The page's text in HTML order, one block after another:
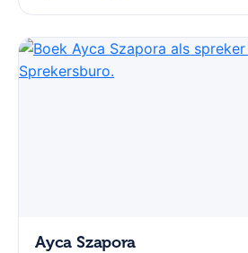
Ayca Szapora